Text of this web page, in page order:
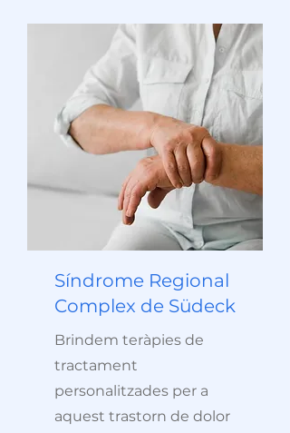
Síndrome Regional
Complex de Südeck
Brindem teràpies de
tractament
personalitzades per a
aquest trastorn de dolor